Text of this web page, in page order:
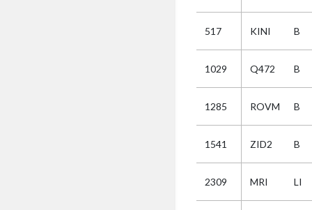
517 KINI B
1029 Q472 B
1285 ROVM B
1541 ZID2 B
2309 MRI LI